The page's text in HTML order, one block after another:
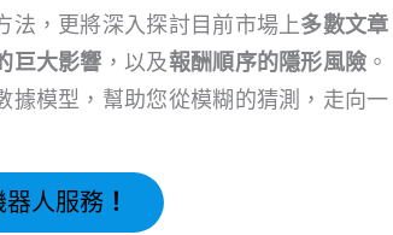
法，更將深入探討目前市場上多數文章
巨大影響 ，以及報酬順序的隱形風險 。
據模型，幫助您從模糊的猜測，走向一
器人服務 ！